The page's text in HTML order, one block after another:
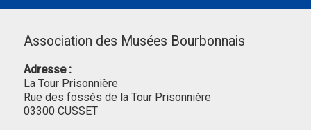
Association des Musées Bourbonnais
Adresse :
La Tour Prisonnière
Rue des fossés de la Tour Prisonnière
03300 CUSSET